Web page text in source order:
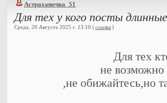
Астраханочка_51
Для тех у кого посты длинные
Среда, 20 Августа 2025 г. 13:10 (ссылка )
Для тех
не возможно
,не обижайтесь,но